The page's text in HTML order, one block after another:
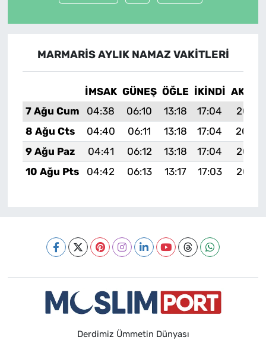
MARMARIS AYLIK NAMAZ VAKITLERI
İMSAK GÜNEŞ ÖĞLE İKINDI AKŞAM
7 Ağu Cum
04:38 06:10 13:18 17:04
20:15
8 Ağu Cts
04:40 06:11 13:18 17:04
20:14
9 Ağu Paz
04:41 06:12 13:18 17:04
20:13
10 Ağu Pts
04:42 06:13 13:17 17:03 20:12
Derdimiz Ümmetin Dünyası